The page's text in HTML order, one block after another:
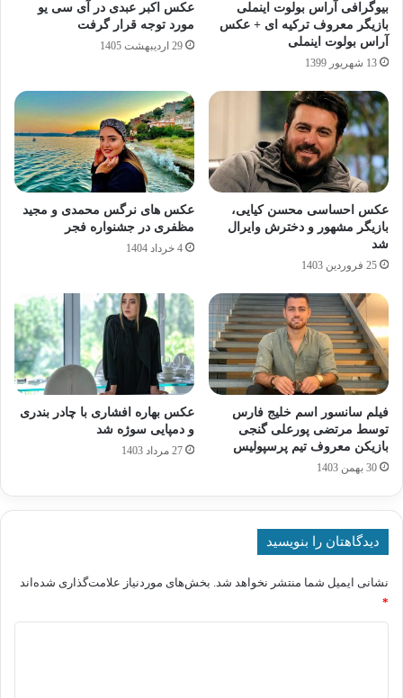
بیوگرافی آراس بولوت اینملی
بازیگر معروف ترکیه ای + عکس
آراس بولوت اینملی
13 شهریور 1399
عکس اکبر عبدی در آی‌ سی‌ یو
مورد توجه قرار گرفت
29 اردیبهشت 1405
عکس احساسی محسن کیایی،
بازیگر مشهور و دخترش وایرال
شد
25 فروردین 1403
عکس های نرگس محمدی و مجید
مظفری در جشنواره فجر
4 خرداد 1404
فیلم سانسور اسم خلیج فارس
توسط مرتضی پورعلی گنجی
بازیکن معروف تیم پرسپولیس
30 بهمن 1403
عکس بهاره افشاری با چادر بندری
و دمپایی سوژه شد
27 مرداد 1403
دیدگاهتان را بنویسید
نشانی ایمیل شما منتشر نخواهد شد. بخش‌های موردنیاز علامت‌گذاری شده‌اند
*